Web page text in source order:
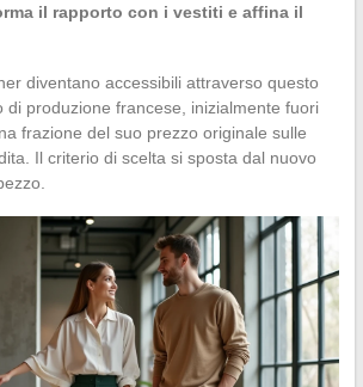
il rapporto con i vestiti e affina il
diventano accessibili attraverso questo
di produzione francese, inizialmente fuori
frazione del suo prezzo originale sulle
Il criterio di scelta si sposta dal nuovo